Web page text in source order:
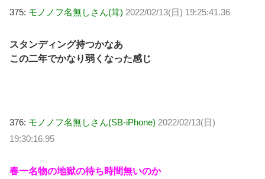
375: モノノフ名無しさん(茸) 2022/02/13(日) 19:25:41.36
スタンディング持つかなあ
この二年でかなり弱くなった感じ
376: モノノフ名無しさん(SB-iPhone) 2022/02/13(日)
19:30:16.95
春一名物の地獄の待ち時間無いのか